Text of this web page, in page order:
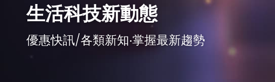
生活科技新動態
優惠快訊/各類新知‧掌握最新趨勢